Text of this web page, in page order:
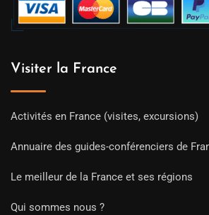
Visiter la France
Activités en France (visites, excursions)
Annuaire des guides-conférenciers de
Le meilleur de la France et ses régions
Qui sommes nous ?